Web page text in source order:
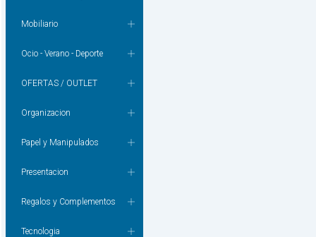
Mobiliario
Ocio - Verano - Deporte
OFERTAS / OUTLET
Organizacion
Papel y Manipulados
Presentacion
Regalos y Complementos
Tecnologia